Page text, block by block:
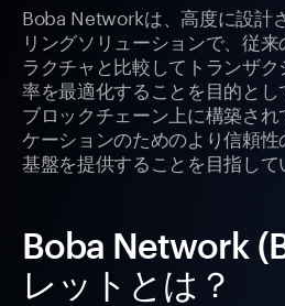
Boba Networkは、高度に設計
リングソリューションで、従
ラクチャと比較してトランザ
率を最適化することを目的と
ブロックチェーン上に構築さ
ケーションのためのより信頼
基盤を提供することを目指して
Boba Network
レットとは？